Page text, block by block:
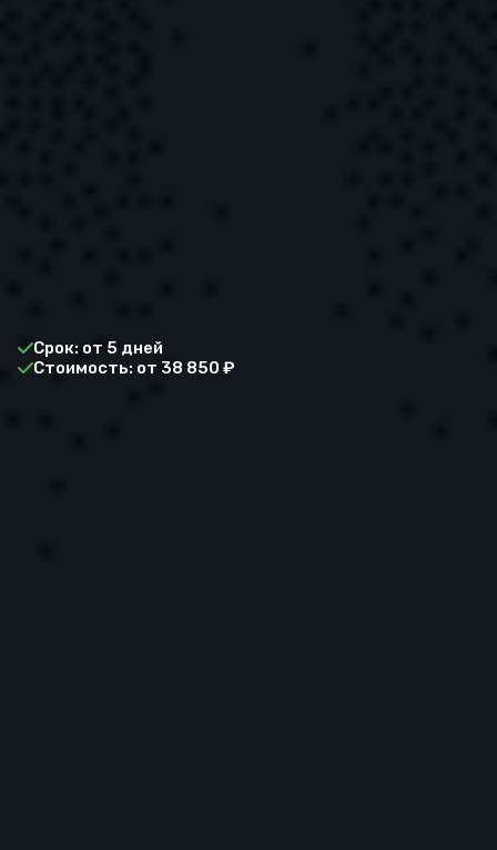
Срок: от 5 дней
Стоимость: от 38 850 ₽